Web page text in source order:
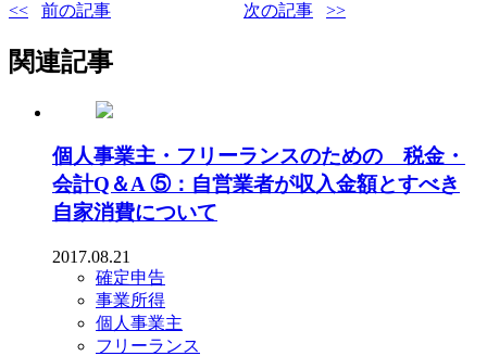
前の記事 次の記事
関連記事
個人事業主・フリーランスのための 税金・
会計Q＆A ⑤：自営業者が収入金額とすべき
自家消費について
2017.08.21
確定申告
事業所得
個人事業主
フリーランス